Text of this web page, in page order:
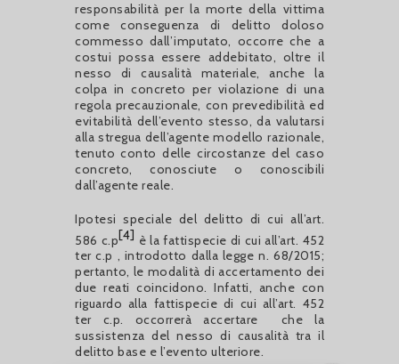
responsabilità per la morte della vittima
come conseguenza di delitto doloso
commesso dall’imputato, occorre che a
costui possa essere addebitato, oltre il
nesso di causalità materiale, anche la
colpa in concreto per violazione di una
regola precauzionale, con prevedibilità ed
evitabilità dell’evento stesso, da valutarsi
alla stregua dell’agente modello razionale,
tenuto conto delle circostanze del caso
concreto, conosciute o conoscibili
dall’agente reale.
Ipotesi speciale del delitto di cui all’art.
586 c.p[4] è la fattispecie di cui all’art. 452
ter c.p , introdotto dalla legge n. 68/2015;
pertanto, le modalità di accertamento dei
due reati coincidono. Infatti, anche con
riguardo alla fattispecie di cui all’art. 452
ter c.p. occorrerà accertare che la
sussistenza del nesso di causalità tra il
delitto base e l’evento ulteriore.